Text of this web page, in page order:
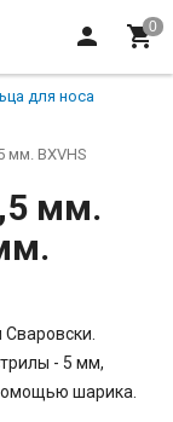
для носа
мм. BXVHS
мм.
- 5 мм,
шарика.